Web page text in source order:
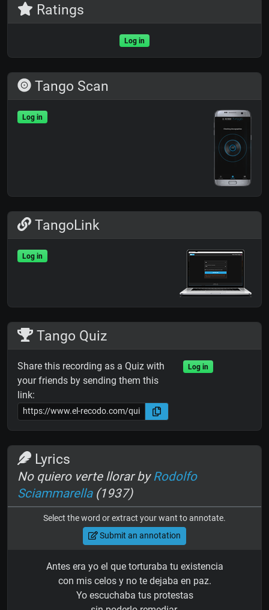
Ratings
Log in
Tango Scan
Log in
TangoLink
Log in
Tango Quiz
Share this recording as a Quiz with
your friends by sending them this
link:
Log in
Lyrics
No quiero verte llorar by Rodolfo
Sciammarella(1937)
Select the word or extract your want to annotate.
Submit an annotation
Antes era yo el que torturaba tu existencia
con mis celos y no te dejaba en paz.
Yo escuchaba tus protestas